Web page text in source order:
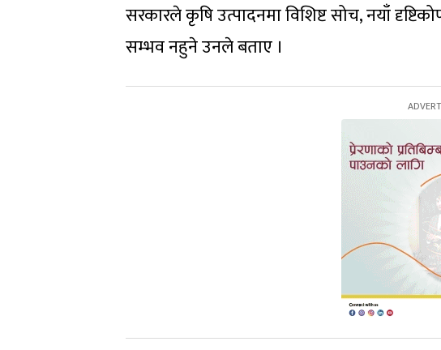
सरकारले कृषि उत्पादनमा विशिष्ट सोच, नयाँ
सम्भव नहुने उनले बताए ।